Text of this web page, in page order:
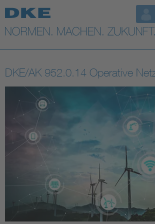
Top-Themen
VDE Fokusthemen
Digital Security
Energy
Health
Living
Mobility
DKE/AK 952.0.14 Operative